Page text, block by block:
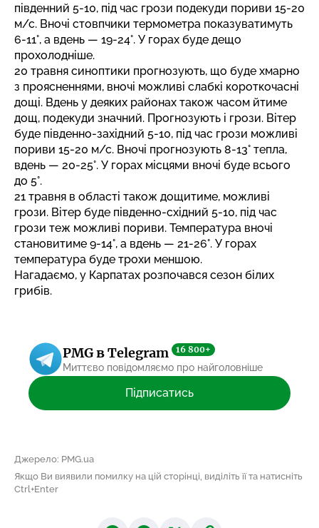
південний 5-10, під час грози подекуди пориви 15-20
м/с. Вночі стовпчики термометра показуватимуть
6-11°, а вдень — 19-24°. У горах буде дещо
прохолодніше.
20 травня синоптики прогнозують, що буде хмарно
з проясненнями, вночі можливі слабкі короткочасні
дощі. Вдень у деяких районах також часом йтиме
дощ, подекуди значний. Прогнозують і грози. Вітер
буде південно-західний 5-10, під час грози можливі
пориви 15-20 м/с. Вночі прогнозують 8-13° тепла,
вдень — 20-25°. У горах місцями вночі буде всього
до 5°.
21 травня в області також дощитиме, можливі
грози. Вітер буде південно-східний 5-10, під час
грози теж можливі пориви. Температура вночі
становитиме 9-14°, а вдень — 21-26°. У горах
температура буде трохи меншою.
Нагадаємо, у Карпатах розпочався сезон білих
грибів.
PMG в Telegram 16 800+
Миттєво повідомляємо про найголовніше
Підписатись
Джерело: PMG.ua
Якщо Ви виявили помилку на цій сторінці, виділіть її та натисніть
Ctrl+Enter